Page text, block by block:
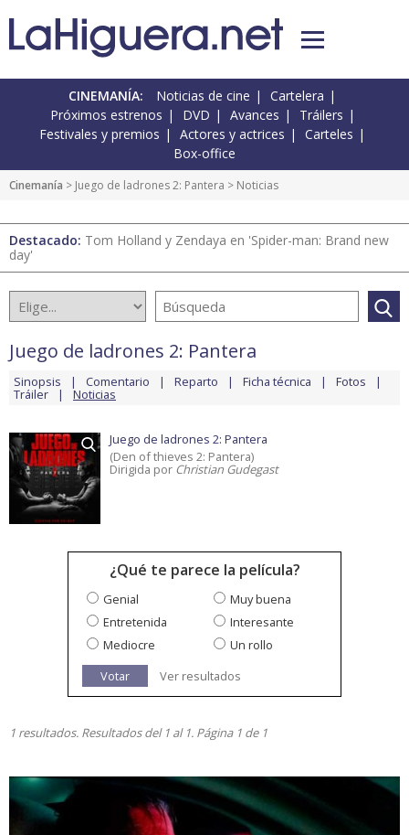
CINEMANÍA: Noticias de cine
Cartelera
Próximos estrenos
DVD Avances
Tráilers
Festivales y premios
Actores y actrices
Carteles
Box-office
Cinemanía > Juego de ladrones 2: Pantera > Noticias
Destacado: Tom Holland y Zendaya en 'Spider-man: Brand new
day'
Juego de ladrones 2: Pantera
Sinopsis Comentario Reparto Ficha técnica Fotos
Tráiler Noticias
Juego de ladrones 2: Pantera
(Den of thieves 2: Pantera)
Dirigida por Christian Gudegast
¿Qué te parece la película?
Genial
Muy buena
Entretenida
Interesante
Mediocre
Un rollo
Votar
Ver resultados
1 resultados. Resultados del 1 al 1. Página 1 de 1